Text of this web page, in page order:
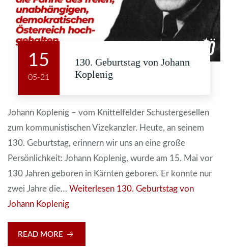
15
05-21
130. Geburtstag von Johann
Koplenig
Johann Koplenig – vom Knittelfelder Schustergesellen
zum kommunistischen Vizekanzler. Heute, an seinem
130. Geburtstag, erinnern wir uns an eine große
Persönlichkeit: Johann Koplenig, wurde am 15. Mai vor
130 Jahren geboren in Kärnten geboren. Er konnte nur
zwei Jahre die… Weiterlesen 130. Geburtstag von
Johann Koplenig
READ MORE